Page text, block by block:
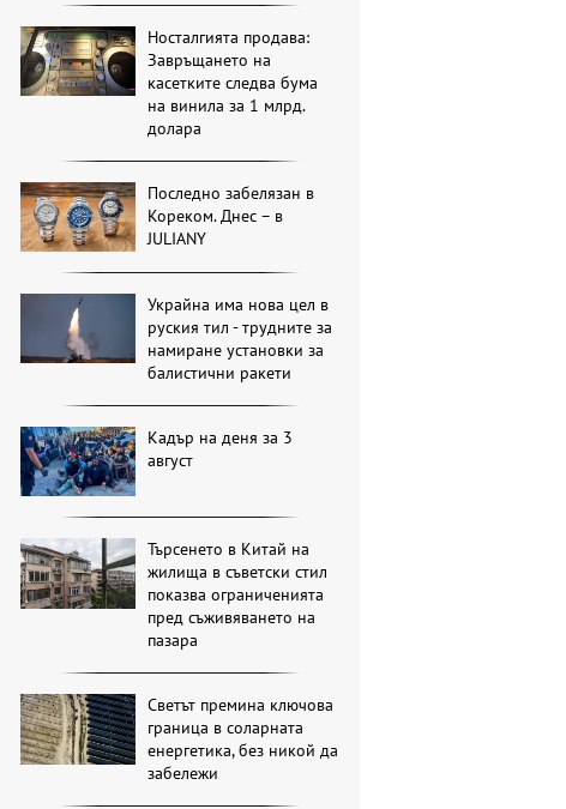
Носталгията продава:
Завръщането на
касетките следва бума
на винила за 1 млрд.
долара
Последно забелязан в
Кореком. Днес – в
JULIANY
Украйна има нова цел в
руския тил - трудните за
намиране установки за
балистични ракети
Кадър на деня за 3
август
Търсенето в Китай на
жилища в съветски стил
показва ограниченията
пред съживяването на
пазара
Светът премина ключова
граница в соларната
енергетика, без никой да
забележи